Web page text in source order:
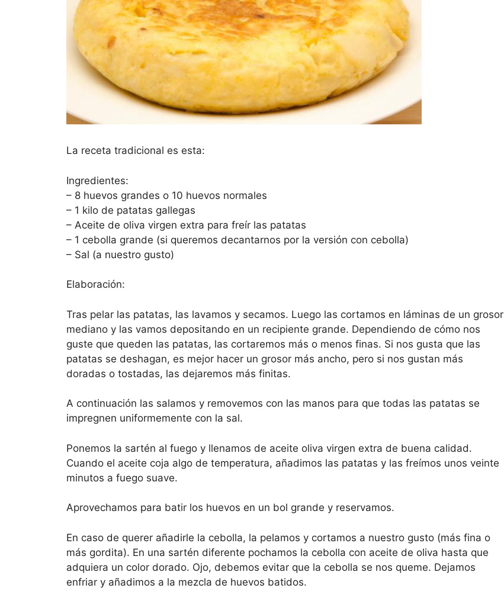
La receta tradicional es esta:
Ingredientes:
– 8 huevos grandes o 10 huevos normales
– 1 kilo de patatas gallegas
– Aceite de oliva virgen extra para freír las patatas
– 1 cebolla grande (si queremos decantarnos por la versión con cebolla)
– Sal (a nuestro gusto)
Elaboración:
Tras pelar las patatas, las lavamos y secamos. Luego las cortamos en láminas de un grosor
mediano y las vamos depositando en un recipiente grande. Dependiendo de cómo nos
guste que queden las patatas, las cortaremos más o menos finas. Si nos gusta que las
patatas se deshagan, es mejor hacer un grosor más ancho, pero si nos gustan más
doradas o tostadas, las dejaremos más finitas.
A continuación las salamos y removemos con las manos para que todas las patatas se
impregnen uniformemente con la sal.
Ponemos la sartén al fuego y llenamos de aceite oliva virgen extra de buena calidad.
Cuando el aceite coja algo de temperatura, añadimos las patatas y las freímos unos veinte
minutos a fuego suave.
Aprovechamos para batir los huevos en un bol grande y reservamos.
En caso de querer añadirle la cebolla, la pelamos y cortamos a nuestro gusto (más fina o
más gordita). En una sartén diferente pochamos la cebolla con aceite de oliva hasta que
adquiera un color dorado. Ojo, debemos evitar que la cebolla se nos queme. Dejamos
enfriar y añadimos a la mezcla de huevos batidos.